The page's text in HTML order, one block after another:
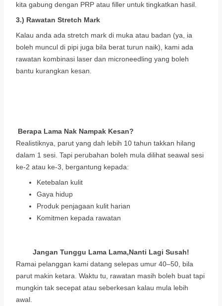
kita gabung dengan PRP atau filler untuk tingkatkan hasil.
3.) Rawatan Stretch Mark
Kalau anda ada stretch mark di muka atau badan (ya, ia
boleh muncul di pipi juga bila berat turun naik), kami ada
rawatan kombinasi laser dan microneedling yang boleh
bantu kurangkan kesan.
Berapa Lama Nak Nampak Kesan?
Realistiknya, parut yang dah lebih 10 tahun takkan hilang
dalam 1 sesi. Tapi perubahan boleh mula dilihat seawal sesi
ke-2 atau ke-3, bergantung kepada:
Ketebalan kulit
Gaya hidup
Produk penjagaan kulit harian
Komitmen kepada rawatan
Jangan Tunggu Lama Lama,Nanti Lagi Susah!
Ramai pelanggan kami datang selepas umur 40–50, bila
parut makin ketara. Waktu tu, rawatan masih boleh buat tapi
mungkin tak secepat atau seberkesan kalau mula lebih
awal.